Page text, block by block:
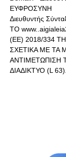
ΕΥΦΡΟΣΥΝΗ
Διευθυντής
ΤΟ
(ΕΕ) 2018/334
ΣΧΕΤΙΚΑ ΜΕ ΤΑ
ΔΙΑΔΙΚΤΥΟ (L 63).